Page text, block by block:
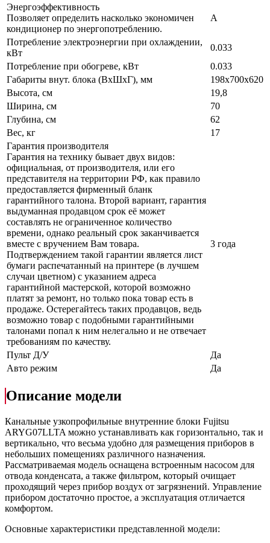
Энергоэффективность
Позволяет определить насколько экономичен
кондиционер по энергопотреблению.
A
Потребление электроэнергии при охлаждении,
кВт
0.033
Потребление при обогреве, кВт
0.033
Габариты внут. блока (ВхШхГ), мм
198x700x620
Высота, см
19,8
Ширина, см
70
Глубина, см
62
Вес, кг
17
Гарантия производителя
Гарантия на технику бывает двух видов:
официальная, от производителя, или его
представителя на территории РФ, как правило
предоставляется фирменный бланк
гарантийного талона. Второй вариант, гарантия
выдуманная продавцом срок её может
составлять не ограниченное количество
времени, однако реальный срок заканчивается
вместе с вручением Вам товара.
Подтверждением такой гарантии является лист
бумаги распечатанный на принтере (в лучшем
случаи цветном) с указанием адреса
гарантийной мастерской, которой возможно
платят за ремонт, но только пока товар есть в
продаже. Остерегайтесь таких продавцов, ведь
возможно товар с подобными гарантийными
талонами попал к ним нелегально и не отвечает
требованиям по качеству.
3 года
Пульт Д/У
Да
Авто режим
Да
Описание модели
Канальные узкопрофильные внутренние блоки Fujitsu
ARYG07LLTA можно устанавливать как горизонтально, так и
вертикально, что весьма удобно для размещения приборов в
небольших помещениях различного назначения.
Рассматриваемая модель оснащена встроенным насосом для
отвода конденсата, а также фильтром, который очищает
проходящий через прибор воздух от загрязнений. Управление
прибором достаточно простое, а эксплуатация отличается
комфортом.
Основные характеристики представленной модели: